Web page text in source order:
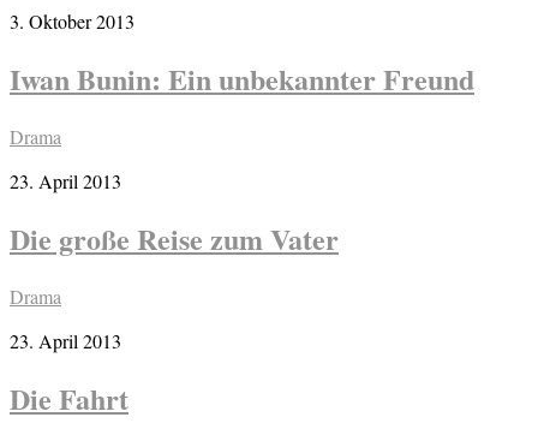
3. Oktober 2013
Iwan Bunin: Ein unbekannter Freund
Drama
23. April 2013
Die große Reise zum Vater
Drama
23. April 2013
Die Fahrt